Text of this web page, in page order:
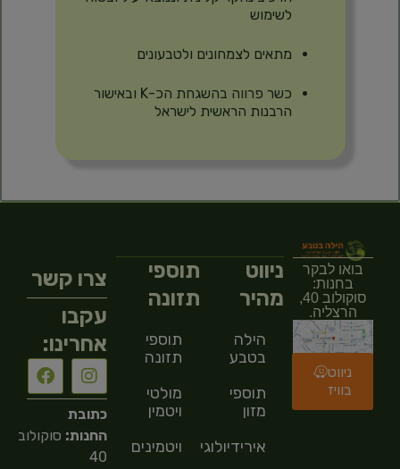
לשימוש
מתאים לצמחונים ולטבעונים
כשר פרווה בהשגחת הכ-K ובאישור
הרבנות הראשית לישראל
בואו לבקר
בחנות:
סוקולוב 40,
הרצליה.
ניווט
בוויז
ניווט
מהיר
הילה
בטבע
תוספי
מזון
אירידיולוגיה
תוספי
תזונה
תוספי
תזונה
מולטי
ויטמין
ויטמינים
צרו קשר
עקבו
אחרינו:
כתובת
החנות: סוקולוב
40